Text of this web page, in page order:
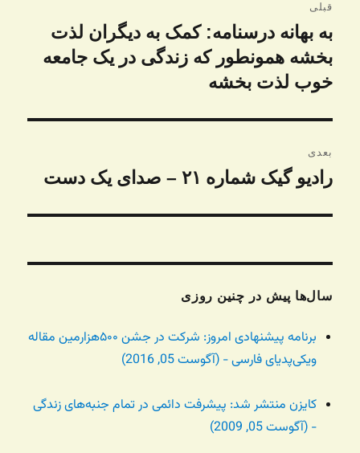
نوشته
قبلی
نوشته
قبلی:
به بهانه درسنامه: کمک به دیگران لذت
بخشه‌ همونطور که زندگی در یک جامعه
خوب لذت بخشه
بعدی
نوشته
رادیو گیک شماره ۲۱ – صدای یک دست
سال‌ها پیش در چنین روزی
برنامه پیشنهادی امروز: شرکت در جشن ۵۰۰هزارمین مقاله
ویکی‌پدیای فارسی - (آگوست 05, 2016)
کایزن منتشر شد: پیشرفت دائمی در تمام جنبه‌های زندگی
- (آگوست 05, 2009)